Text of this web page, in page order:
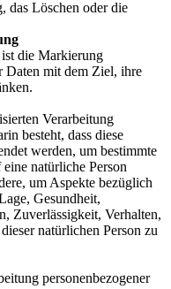
das Löschen oder die
die Markierung
Daten mit dem Ziel, ihre
Verarbeitung
besteht, dass diese
werden, um bestimmte
natürliche Person
um Aspekte bezüglich
Gesundheit,
Zuverlässigkeit, Verhalten,
natürlichen Person zu
personenbezogener